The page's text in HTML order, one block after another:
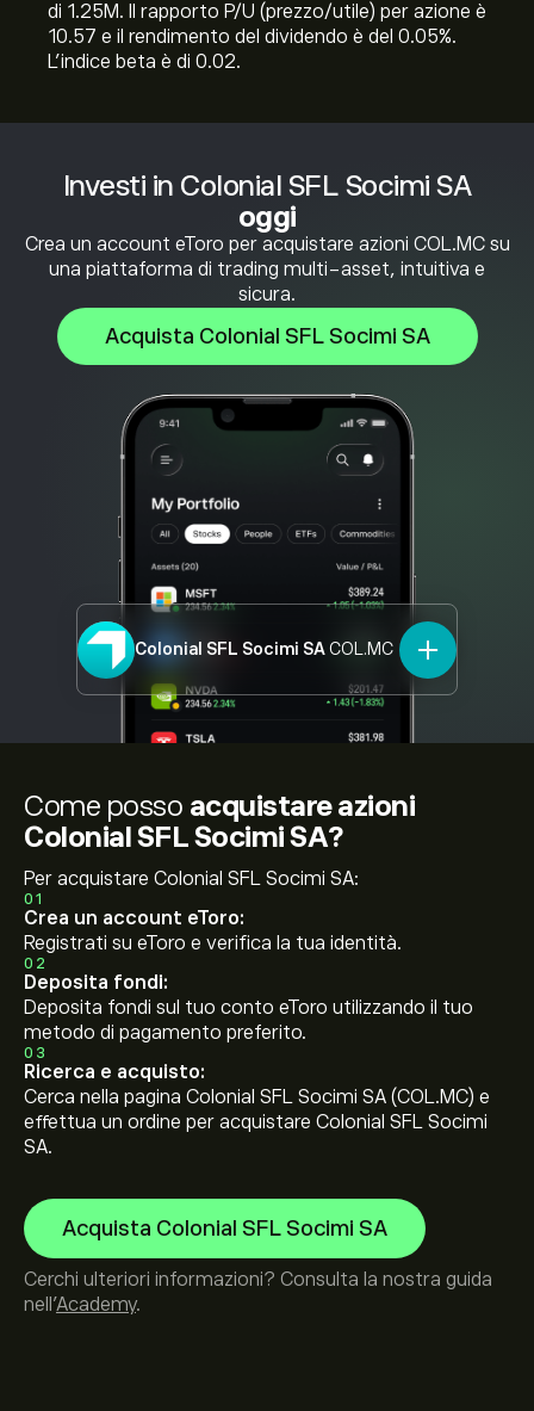
Investi in Colonial SFL Socimi SA
oggi
Crea un account eToro per acquistare azioni COL.MC su
una piattaforma di trading multi-asset, intuitiva e
sicura.
Acquista Colonial SFL Socimi SA
Colonial SFL Socimi SACOL.MC
di 1.25M. Il rapporto P/U (prezzo/utile) per azione è
10.57 e il rendimento del dividendo è del 0.05%.
L'indice beta è di 0.02.
Come posso acquistare azioni
Colonial SFL Socimi SA?
Per acquistare Colonial SFL Socimi SA:
01
Crea un account eToro:
Registrati su eToro e verifica la tua identità.
02
Deposita fondi:
Deposita fondi sul tuo conto eToro utilizzando il tuo
metodo di pagamento preferito.
03
Ricerca e acquisto:
Cerca nella pagina Colonial SFL Socimi SA (COL.MC) e
effettua un ordine per acquistare Colonial SFL Socimi
SA.
Acquista Colonial SFL Socimi SA
Cerchi ulteriori informazioni? Consulta la nostra guida
nell’Academy.